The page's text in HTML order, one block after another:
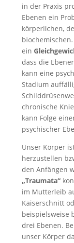
in der Praxis
Ebenen ein
körperlichen,
ein
dass die
kann eine
Stadium
chronische
kann Folge
psychischer
Unser Körper
herzustellen
den Anfängen
„Traumata“
im Mutterleib
Kaiserschnitt
beispielsweise
drei Ebenen.
unser Körper